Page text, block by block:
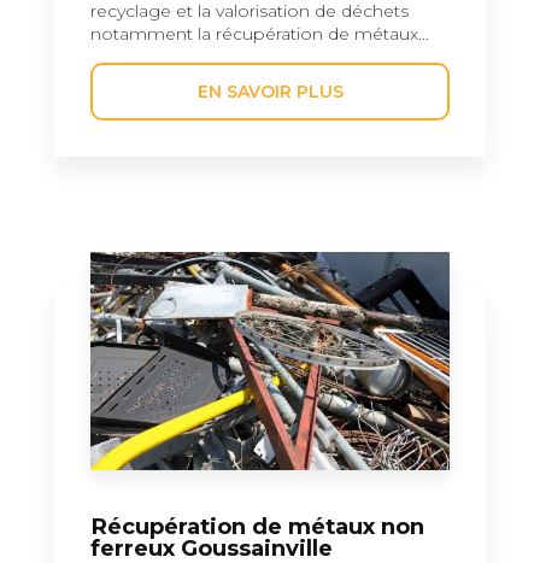
recyclage et la valorisation de déchets
notamment la récupération de métaux...
EN SAVOIR PLUS
Récupération de métaux non
ferreux Goussainville